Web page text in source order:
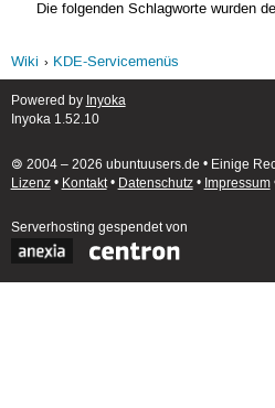
Die folgenden Schlagworte wurden
Wiki
KDE-Servicemenüs
Powered by Inyoka
Inyoka 1.52.10
🄯 2004 – 2026 ubuntuusers.de • Einige
Lizenz• Kontakt• Datenschutz• Impressum
Serverhosting gespendet von